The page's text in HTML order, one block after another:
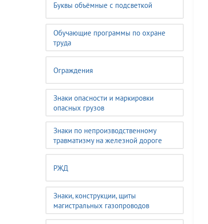
Буквы объёмные с подсветкой
Обучающие программы по охране
труда
Ограждения
Знаки опасности и маркировки
опасных грузов
Знаки по непроизводственному
травматизму на железной дороге
РЖД
Знаки, конструкции, щиты
магистральных газопроводов